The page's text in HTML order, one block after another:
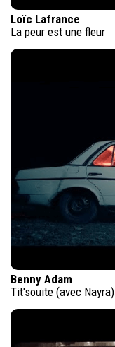
Loïc Lafrance
La peur est une fleur
Benny Adam
Tit'souite (avec Nayra)